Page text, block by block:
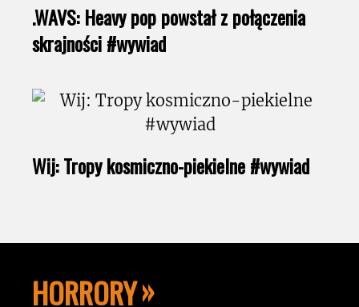
.WAVS: Heavy pop powstał z połączenia
skrajności #wywiad
Wij: Tropy kosmiczno-piekielne #wywiad
HORRORY